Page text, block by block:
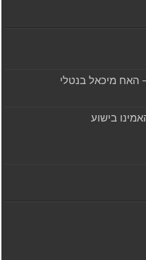
בישוע